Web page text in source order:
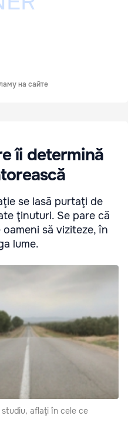
на сайте
îi determină
se lasă purtaţi de
ţinuturi. Se pare că
să viziteze, în
lume.
aflaţi în cele ce